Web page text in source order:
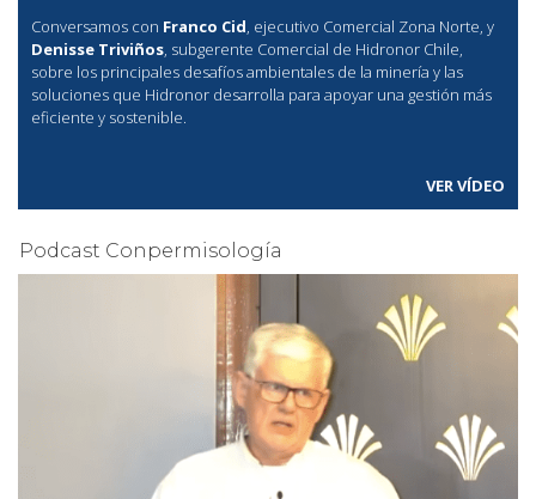
Conversamos con Franco Cid, ejecutivo Comercial Zona Norte, y
Denisse Triviños, subgerente Comercial de Hidronor Chile,
sobre los principales desafíos ambientales de la minería y las
soluciones que Hidronor desarrolla para apoyar una gestión más
eficiente y sostenible.
VER VÍDEO
Podcast Conpermisología